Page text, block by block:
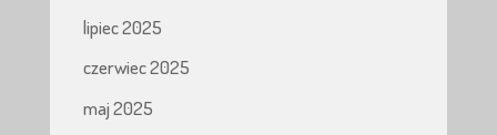
lipiec 2025
czerwiec 2025
maj 2025